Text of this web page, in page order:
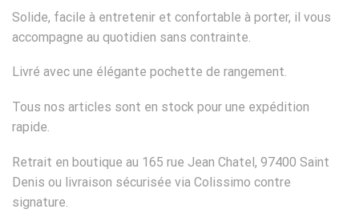
Solide, facile à entretenir et confortable à porter, il vous
accompagne au quotidien sans contrainte.
Livré avec une élégante pochette de rangement.
Tous nos articles sont en stock pour une expédition
rapide.
Retrait en boutique au 165 rue Jean Chatel, 97400 Saint
Denis ou livraison sécurisée via Colissimo contre
signature.